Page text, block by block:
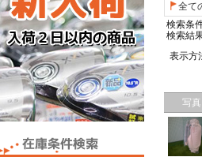
全て
検索条
検索結
表示方
写真